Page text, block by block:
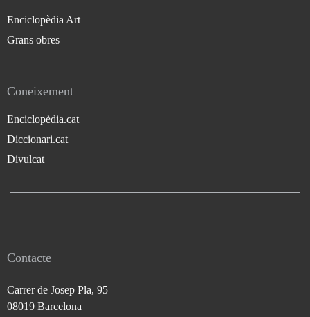
Enciclopèdia Art
Grans obres
Coneixement
Enciclopèdia.cat
Diccionari.cat
Divulcat
Contacte
Carrer de Josep Pla, 95
08019 Barcelona